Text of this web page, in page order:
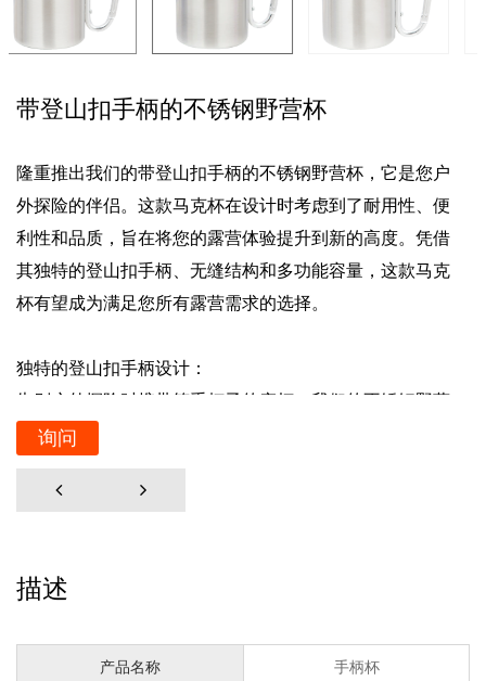
带登山扣手柄的不锈钢野营杯
隆重推出我们的带登山扣手柄的不锈钢野营杯，它是您户
外探险的伴侣。这款马克杯在设计时考虑到了耐用性、便
利性和品质，旨在将您的露营体验提升到新的高度。凭借
其独特的登山扣手柄、无缝结构和多功能容量，这款马克
杯有望成为满足您所有露营需求的选择。
独特的登山扣手柄设计：
告别户外探险时携带笨重杯子的麻烦。我们的不锈钢野营
杯采用独特的登山扣手柄设计，让您可以轻松地将其夹在
背包或皮带环上。这一创新功能可确保您的杯子始终触手
可及，让您在远足、徒步或露营时腾出双手来执行其他任
无缝施工保证质量：
酷考验。即使在苛刻的环境下，这也能确保耐用性和使用
询问
描述
产品名称 手柄杯